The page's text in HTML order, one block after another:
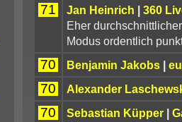
71 Jan Heinrich | 360
Eher
Modus ordentlich
70 Benjamin Jakobs|
70 Alexander
70 Sebastian Küpper|